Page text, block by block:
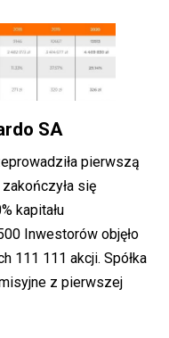
SA
pierwszą
się
kapitału
Inwestorów objęło
111 111 akcji. Spółka
z pierwszej